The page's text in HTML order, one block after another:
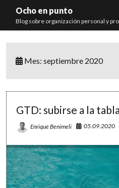
Ocho en punto
Blog sobre organización personal y
Libros
Mes:septiembre 2020
GTD: subirse a la
Enrique Benimeli 05.09.2020